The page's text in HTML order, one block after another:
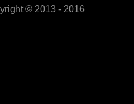
© 2013 - 2016